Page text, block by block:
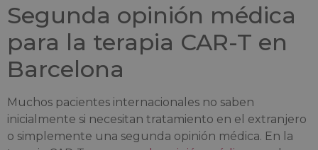
Segunda opinión médica
para la terapia CAR-T en
Barcelona
Muchos pacientes internacionales no saben
inicialmente si necesitan tratamiento en el extranjero
o simplemente una segunda opinión médica. En la